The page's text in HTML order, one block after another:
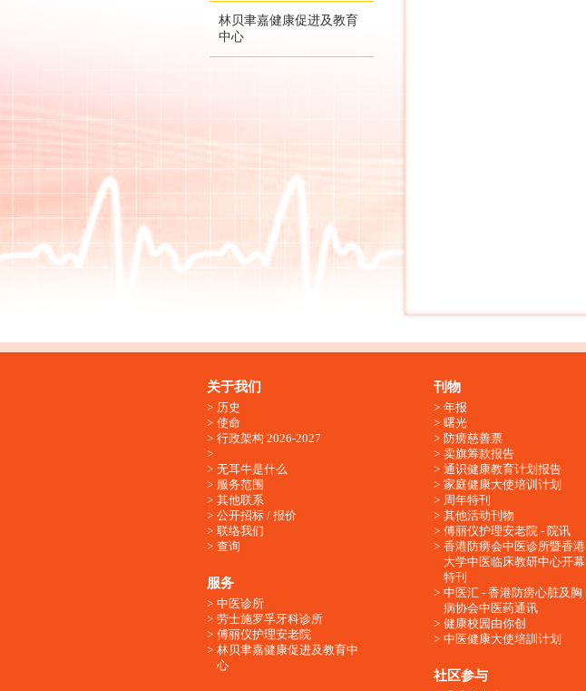
林贝聿嘉健康促进及教育
中心
关于我们
历史
使命
行政架构 2026-2027
无耳牛是什么
服务范围
其他联系
公开招标 / 报价
联络我们
查询
服务
中医诊所
劳士施罗孚牙科诊所
傅丽仪护理安老院
林贝聿嘉健康促进及教育中
心
刊物
年报
曙光
防痨慈善票
卖旗筹款报告
通识健康教育计划报告
家庭健康大使培训计划
周年特刊
其他活动刊物
傅丽仪护理安老院 - 院讯
香港防痨会中医诊所暨香港
大学中医临床教研中心开幕
特刊
中医汇 - 香港防痨心脏及胸
病协会中医药通讯
健康校园由你创
中医健康大使培訓计划
社区参与